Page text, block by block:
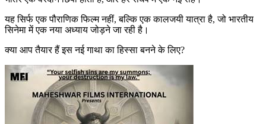
यह सिर्फ एक पौराणिक फिल्म नहीं, बल्कि एक कालजयी यात्रा है, जो भारतीय
सिनेमा में एक नया अध्याय जोड़ने जा रही है।
क्या आप तैयार हैं इस नई गाथा का हिस्सा बनने के लिए?